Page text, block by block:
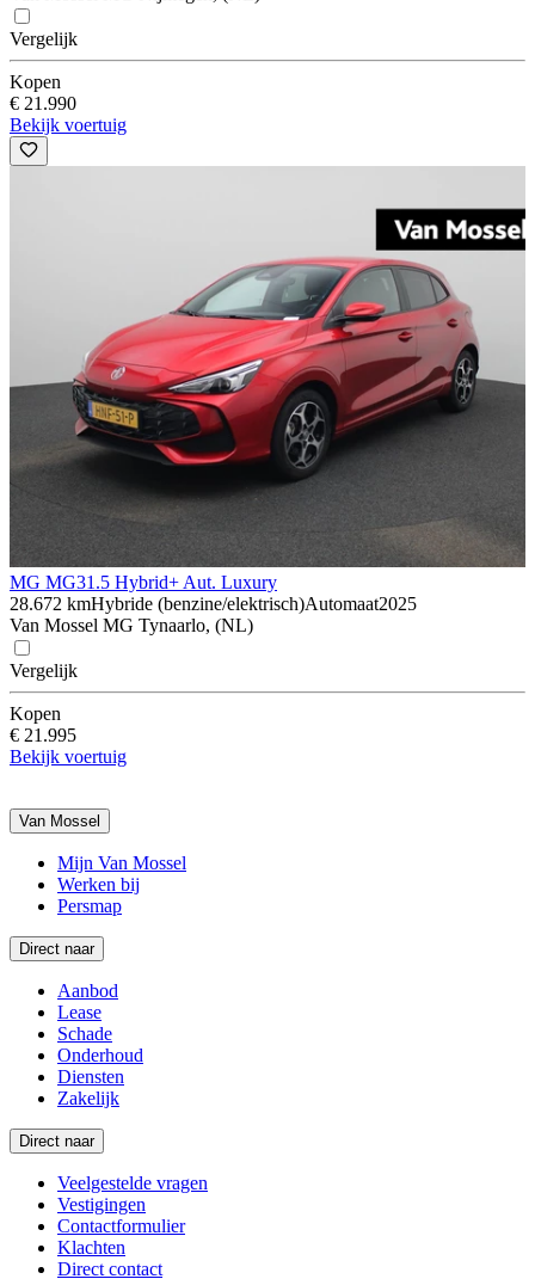
Vergelijk
Kopen
€ 21.990
Bekijk voertuig
MG MG31.5 Hybrid+ Aut. Luxury
28.672 kmHybride (benzine/elektrisch)Automaat2025
Van Mossel MG Tynaarlo, (NL)
Vergelijk
Kopen
€ 21.995
Bekijk voertuig
Van Mossel
Mijn Van Mossel
Werken bij
Persmap
Direct naar
Aanbod
Lease
Schade
Onderhoud
Diensten
Zakelijk
Direct naar
Veelgestelde vragen
Vestigingen
Contactformulier
Klachten
Direct contact